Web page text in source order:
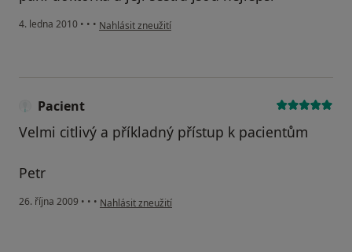
4. ledna 2010 • • • podle názoru uživatele Pacient
Nahlásit zneužití
Pacient
Velmi citlivý a příkladný přístup k pacientům
Petr
26. října 2009 • • • podle názoru uživatele Pacient
Nahlásit zneužití